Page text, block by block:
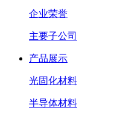
企业荣誉
主要子公司
产品展示
光固化材料
半导体材料